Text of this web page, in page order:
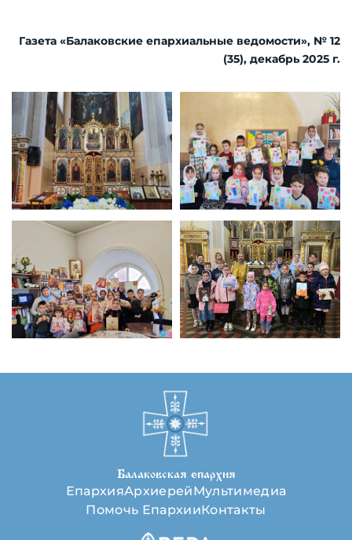
Газета «Балаковские епархиальные ведомости», № 12
(35), декабрь 2025 г.
Балаковская епархия
ЕпархияАрхиерейМультимедиа
Помочь ЕпархииКонтакты